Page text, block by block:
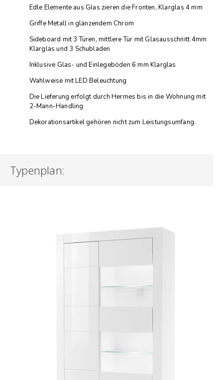
Edle Elemente aus Glas zieren die Fronten, Klarglas 4 mm
Griffe Metall in glänzendem Chrom
Sideboard mit 3 Türen, mittlere Tür mit Glasausschnitt 4mm
Klarglas und 3 Schubladen
Inklusive Glas- und Einlegeböden 6 mm Klarglas
Wahlweise mit LED Beleuchtung
Die Lieferung erfolgt durch Hermes bis in die Wohnung mit
2-Mann-Handling
Dekorationsartikel gehören nicht zum Leistungsumfang.
Typenplan: